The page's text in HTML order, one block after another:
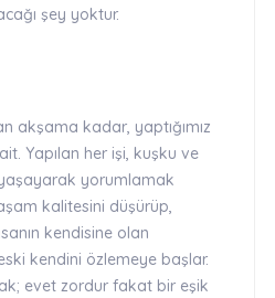
şey yoktur.
akşama kadar, yaptığımız
Yapılan her işi, kuşku ve
yorumlamak
kalitesini düşürüp,
kendisine olan
kendini özlemeye başlar.
evet zordur fakat bir eşik